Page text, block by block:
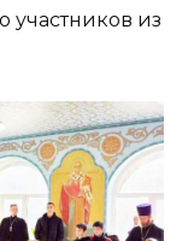
участников из